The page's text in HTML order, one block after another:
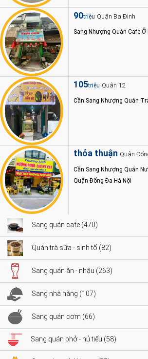
90triệu Quận Ba Đình
Sang Nhượng Quán Cafe Ở
105triệu Quận 12
Cần Sang Nhượng Quán
thỏa thuận Quận
Cần Sang Nhượng Quán
Quận Đống Đa Hà Nội
Sang quán cafe (470)
Quán trà sữa - sinh tố (82)
Sang quán ăn - nhậu (263)
Sang nhà hàng (107)
Sang quán cơm (66)
Sang quán phở - hủ tiếu (58)